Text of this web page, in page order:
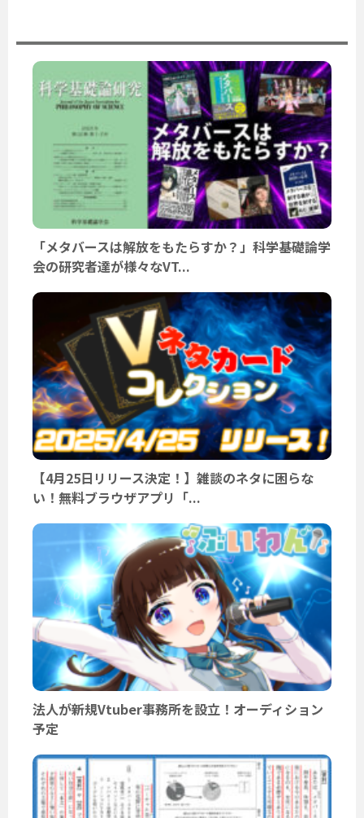
「メタバースは解放をもたらすか？」科学基礎論学
会の研究者達が様々なVT...
【4月25日リリース決定！】雑談のネタに困らな
い！無料ブラウザアプリ「...
法人が新規Vtuber事務所を設立！オーディション
予定